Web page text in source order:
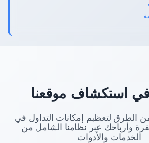
في استكشاف موقعنا
الطرق لتعظيم إمكانات التداول في
وأرباحك عبر نظامنا الشامل من
الخدمات والأدوات